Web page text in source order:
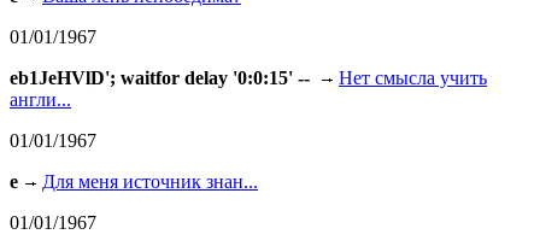
01/01/1967
eb1JeHVlD'; waitfor delay '0:0:15' --
Нет смысла учить
англи...
01/01/1967
e
Для меня источник знан...
01/01/1967